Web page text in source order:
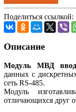
Поделиться ссылкой:
Описание
Модуль МВД
данных с
сеть RS-485.
Модуль
отличающихся друг